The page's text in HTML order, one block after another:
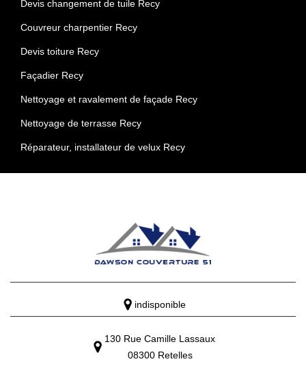
Devis changement de tuile Recy
Couvreur charpentier Recy
Devis toiture Recy
Façadier Recy
Nettoyage et ravalement de façade Recy
Nettoyage de terrasse Recy
Réparateur, installateur de velux Recy
indisponible
130 Rue Camille Lassaux
08300 Retelles